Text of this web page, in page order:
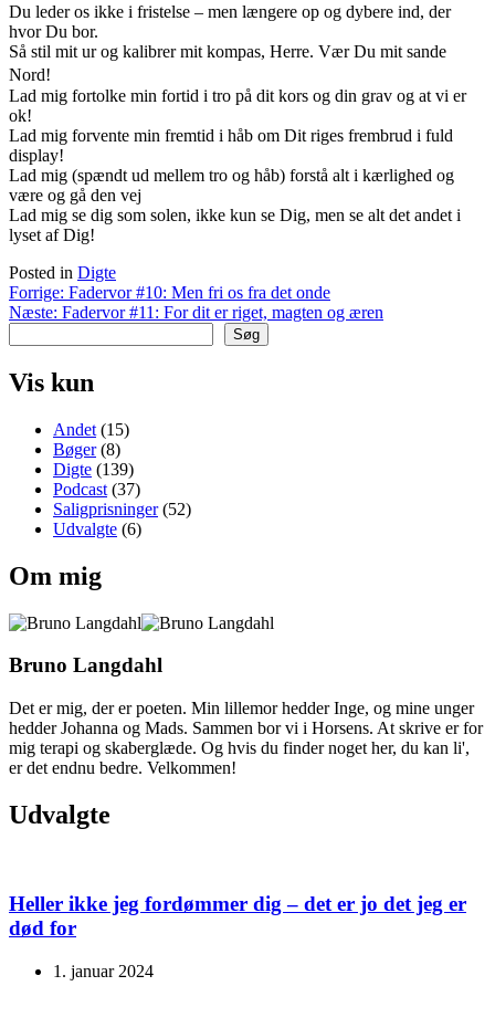
Du leder os ikke i fristelse – men længere op og dybere ind, der
hvor Du bor.
Så stil mit ur og kalibrer mit kompas, Herre. Vær Du mit sande
Nord!
Lad mig fortolke min fortid i tro på dit kors og din grav og at vi er
ok!
Lad mig forvente min fremtid i håb om Dit riges frembrud i fuld
display!
Lad mig (spændt ud mellem tro og håb) forstå alt i kærlighed og
være og gå den vej
Lad mig se dig som solen, ikke kun se Dig, men se alt det andet i
lyset af Dig!
Posted in Digte
Indlægsnavigation
Forrige: Fadervor #10: Men fri os fra det onde
Næste: Fadervor #11: For dit er riget, magten og æren
Søg
Vis kun
Andet (15)
Bøger(8)
Digte (139)
Podcast (37)
Saligprisninger(52)
Udvalgte (6)
Om mig
Bruno Langdahl
Det er mig, der er poeten. Min lillemor hedder Inge, og mine unger
hedder Johanna og Mads. Sammen bor vi i Horsens. At skrive er for
mig terapi og skaberglæde. Og hvis du finder noget her, du kan li',
er det endnu bedre. Velkommen!
Udvalgte
Heller ikke jeg fordømmer dig – det er jo det jeg er
død for
1. januar 2024